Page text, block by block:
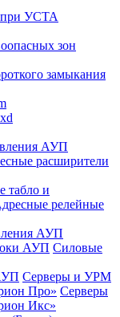
при УСТА
зон
замыкания
АУП
расширители
табло и
релейные
АУП
АУП Силовые
Серверы и УРМ
Про» Серверы
Икс»